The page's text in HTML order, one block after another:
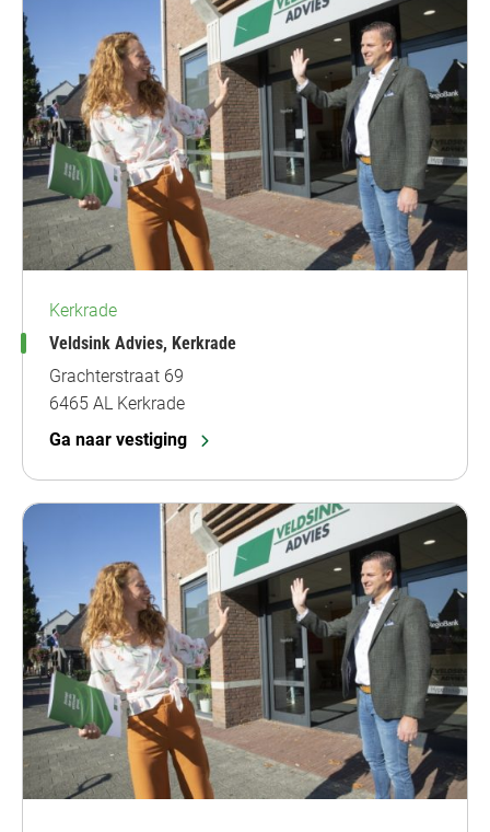
Kerkrade
Veldsink Advies, Kerkrade
Grachterstraat 69
6465 AL Kerkrade
Ga naar vestiging